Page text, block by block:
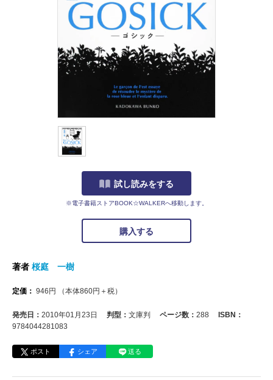
試し読みをする
※電子書籍ストアBOOK☆WALKERへ移動します。
購入する
著者 桜庭 一樹
定価： 946 円 （本体860円＋税）
発売日： 2010年01月23日 判型： 文庫判 ページ数： 288
ISBN：
9784044281083
ポスト シェア 送る